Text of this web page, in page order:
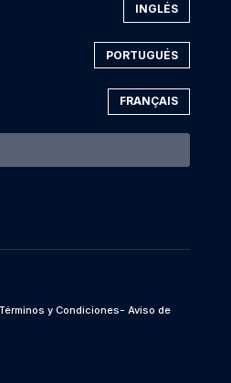
INGLÉS
PORTUGUÉS
FRANÇAIS
y Condiciones- Aviso de